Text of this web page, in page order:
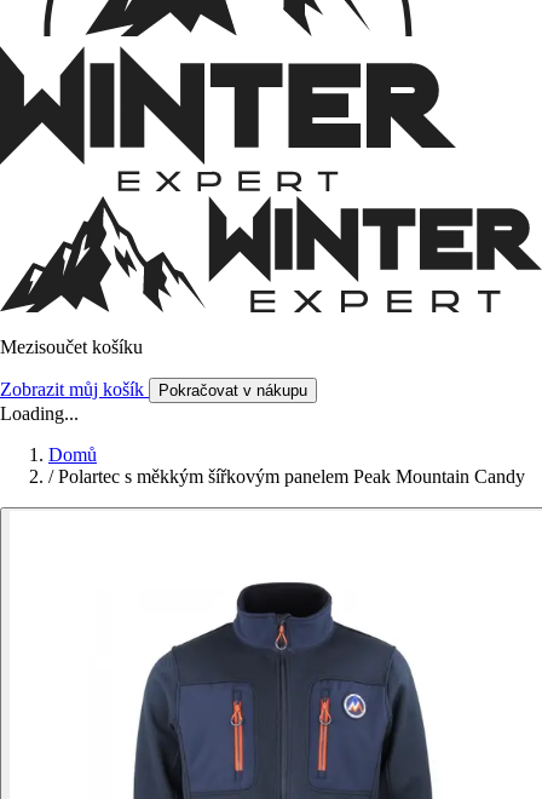
Mezisoučet košíku
Zobrazit můj košík Pokračovat v nákupu
Loading...
Domů
/ Polartec s měkkým šířkovým panelem Peak Mountain Candy